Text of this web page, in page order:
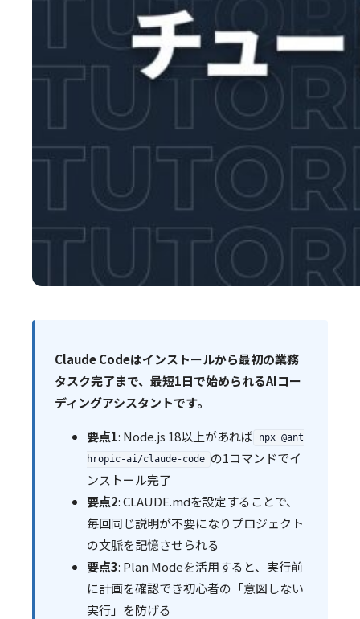
Claude Codeはインストールから最初の業務
タスク完了まで、最短1日で始められるAIコー
ディングアシスタントです。
要点1: Node.js 18以上があれば
npx @ant
hropic-ai/claude-code の1コマンドでイ
ンストール完了
要点2: CLAUDE.mdを設定することで、
毎回同じ説明が不要になりプロジェクト
の文脈を記憶させられる
要点3: Plan Modeを活用すると、実行前
に計画を確認でき初心者の「意図しない
実行」を防げる